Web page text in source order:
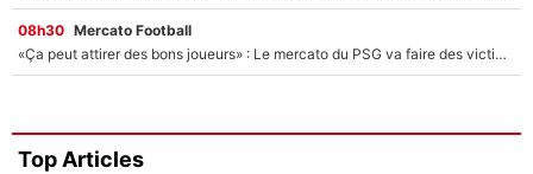
08h30 Mercato Football
«Ça peut attirer des bons joueurs» : Le mercato du PSG va faire des victimes dans l'effectif de Luis Enrique ?
Top Articles